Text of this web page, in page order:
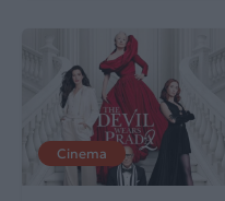
Cinema